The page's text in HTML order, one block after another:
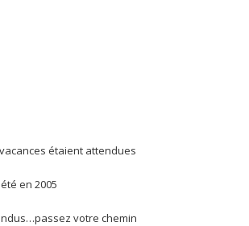
étaient attendues
en 2005
votre chemin